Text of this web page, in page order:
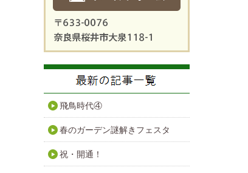
飛鳥時代④
春のガーデン謎解きフェスタ
祝・開通！